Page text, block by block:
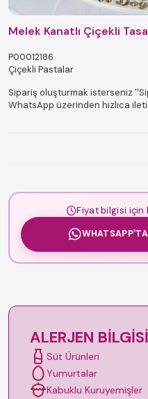
Melek Kanatlı Çiçekli
P00012186
Çiçekli Pastalar
Sipariş oluşturmak isterseniz
WhatsApp üzerinden hızlıca
Fiyat bilgisi için
ALERJEN BILGISI
Süt Ürünleri
Yumurtalar
Kabuklu Kuruyemişler